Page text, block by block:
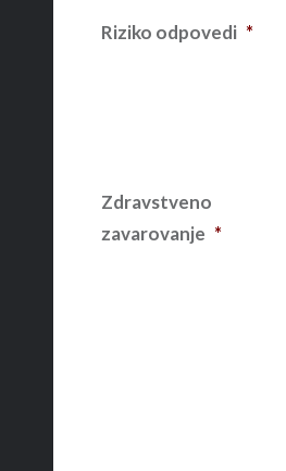
Riziko odpovedi *
Zdravstveno
zavarovanje *